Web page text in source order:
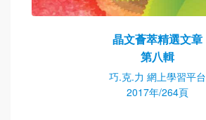
晶文薈萃精選文章
第八輯
巧.克.力 網上學習平台
2017年/264頁